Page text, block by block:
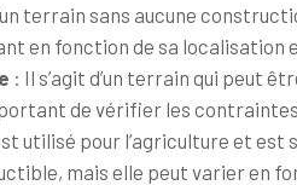
terrain sans aucune
en fonction de sa localisation
: Il s’agit d’un terrain qui peut
de vérifier les
utilisé pour l’agriculture et est
mais elle peut varier en